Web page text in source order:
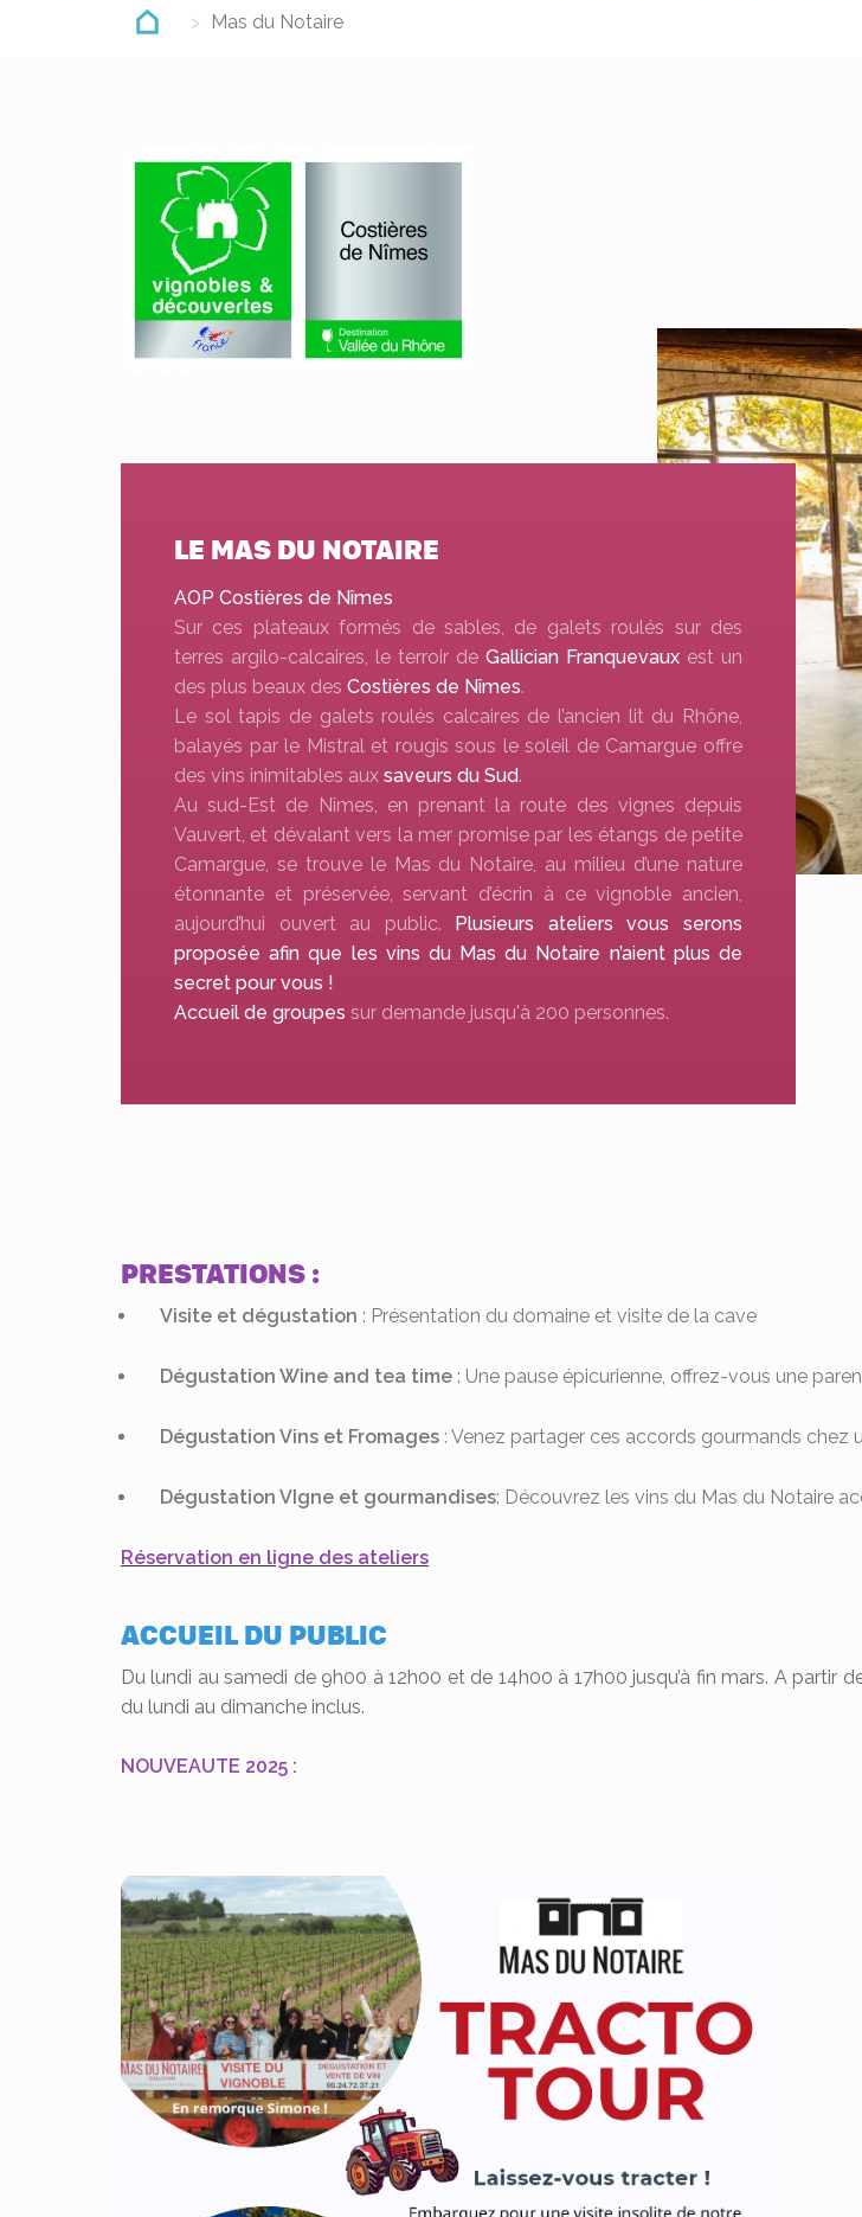
Mas du Notaire
LE MAS DU NOTAIRE
AOP Costières de Nîmes
Sur ces plateaux formés de sables, de galets roulés sur des
terres argilo-calcaires, le terroir de Gallician Franquevaux est un
des plus beaux des Costières de Nîmes.
Le sol tapis de galets roulés calcaires de l’ancien lit du Rhône,
balayés par le Mistral et rougis sous le soleil de Camargue offre
des vins inimitables aux saveurs du Sud.
Au sud-Est de Nîmes, en prenant la route des vignes depuis
Vauvert, et dévalant vers la mer promise par les étangs de petite
Camargue, se trouve le Mas du Notaire, au milieu d’une nature
étonnante et préservée, servant d’écrin à ce vignoble ancien,
aujourd’hui ouvert au public. Plusieurs ateliers vous serons
proposée afin que les vins du Mas du Notaire n’aient plus de
secret pour vous !
Accueil de groupes sur demande jusqu'à 200 personnes.
PRESTATIONS :
Visite et dégustation : Présentation du domaine et visite de la cave
Dégustation Wine and tea time : Une pause épicurienne, offrez-vous une
Dégustation Vins et Fromages : Venez partager ces accords gourmands chez
Dégustation VIgne et gourmandises: Découvrez les vins du Mas du Notaire
Réservation en ligne des ateliers
ACCUEIL DU PUBLIC
Du lundi au samedi de 9h00 à 12h00 et de 14h00 à 17h00 jusqu’à fin mars. A partir
du lundi au dimanche inclus.
NOUVEAUTE 2025 :